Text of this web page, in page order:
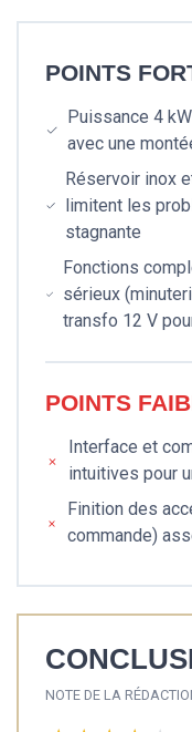
POINTS
Puissance 4
avec une
Réservoir inox
limitent les
stagnante
Fonctions
sérieux
transfo 12 V
POINTS
Interface et
intuitives pour
Finition des
commande)
NOTE DE LA